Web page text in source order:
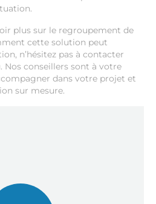
plus sur le regroupement de
cette solution peut
n’hésitez pas à contacter
Nos conseillers sont à votre
dans votre projet et
sur mesure.